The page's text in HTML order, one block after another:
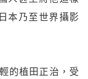
本乃至世界攝影
的植田正治，受